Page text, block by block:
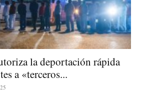
la deportación rápida
a «terceros...